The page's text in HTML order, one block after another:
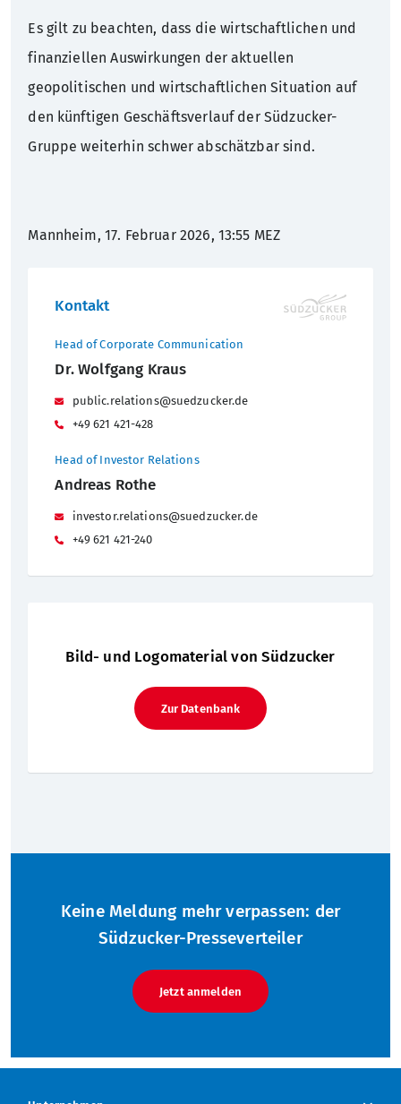
Es gilt zu beachten, dass die wirtschaftlichen und
finanziellen Auswirkungen der aktuellen
geopolitischen und wirtschaftlichen Situation auf
den künftigen Geschäftsverlauf der Südzucker-
Gruppe weiterhin schwer abschätzbar sind.
Mannheim, 17. Februar 2026, 13:55 MEZ
Kontakt
Head of Corporate Communication
Dr. Wolfgang Kraus
public.relations@suedzucker.de
+49 621 421-428
Head of Investor Relations
Andreas Rothe
investor.relations@suedzucker.de
+49 621 421-240
Bild- und Logomaterial von Südzucker
Zur Datenbank
Keine Meldung mehr verpassen: der
Südzucker-Presseverteiler
Jetzt anmelden